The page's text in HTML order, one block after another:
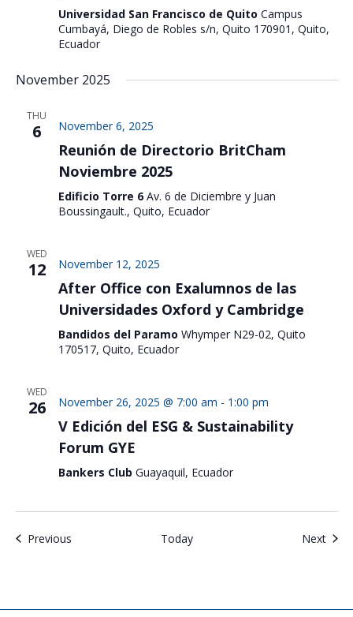
Universidad San Francisco de Quito Campus
Cumbayá, Diego de Robles s/n, Quito 170901, Quito,
Ecuador
November 2025
THU
6 November 6, 2025
Reunión de Directorio BritCham
Noviembre 2025
Edificio Torre 6 Av. 6 de Diciembre y Juan
Boussingault., Quito, Ecuador
WED
12 November 12, 2025
After Office con Exalumnos de las
Universidades Oxford y Cambridge
Bandidos del Paramo Whymper N29-02, Quito
170517, Quito, Ecuador
WED
26 November 26, 2025 @ 7:00 am - 1:00 pm
V Edición del ESG & Sustainability
Forum GYE
Bankers Club Guayaquil, Ecuador
PreviousEvents Today Next